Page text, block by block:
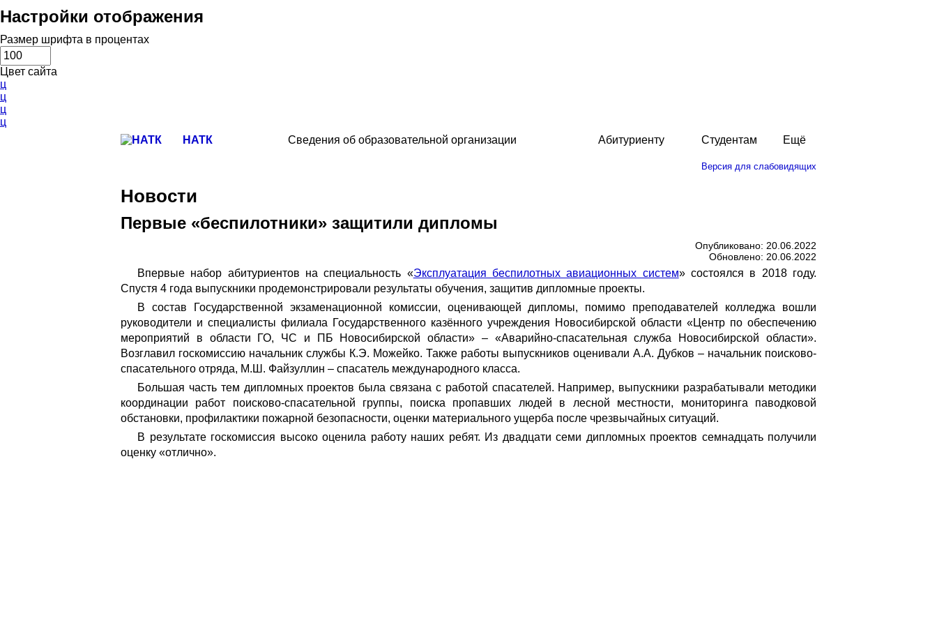
Настройки отображения
Размер шрифта в процентах
Цвет сайта
ц
ц
ц
ц
НАТК
Сведения об образовательной организации Абитуриенту Студентам Ещё
Версия для слабовидящих
Новости
Первые «беспилотники» защитили дипломы
Опубликовано: 20.06.2022
Обновлено: 20.06.2022
Впервые набор абитуриентов на специальность «Эксплуатация беспилотных авиационных систем» состоялся в 2018 году.
Спустя 4 года выпускники продемонстрировали результаты обучения, защитив дипломные проекты.
В состав Государственной экзаменационной комиссии, оценивающей дипломы, помимо преподавателей колледжа вошли
руководители и специалисты филиала Государственного казённого учреждения Новосибирской области «Центр по обеспечению
мероприятий в области ГО, ЧС и ПБ Новосибирской области» – «Аварийно-спасательная служба Новосибирской области».
Возглавил госкомиссию начальник службы К.Э. Можейко. Также работы выпускников оценивали А.А. Дубков – начальник поисково-
спасательного отряда, М.Ш. Файзуллин – спасатель международного класса.
Большая часть тем дипломных проектов была связана с работой спасателей. Например, выпускники разрабатывали методики
координации работ поисково-спасательной группы, поиска пропавших людей в лесной местности, мониторинга паводковой
обстановки, профилактики пожарной безопасности, оценки материального ущерба после чрезвычайных ситуаций.
В результате госкомиссия высоко оценила работу наших ребят. Из двадцати семи дипломных проектов семнадцать получили
оценку «отлично».